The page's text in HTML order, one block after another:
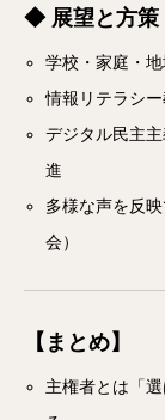
◆ 展望と方策
学校・家庭・
情報リテラシ
デジタル民主
進
多様な声を反
会）
【まとめ】
主権者とは「